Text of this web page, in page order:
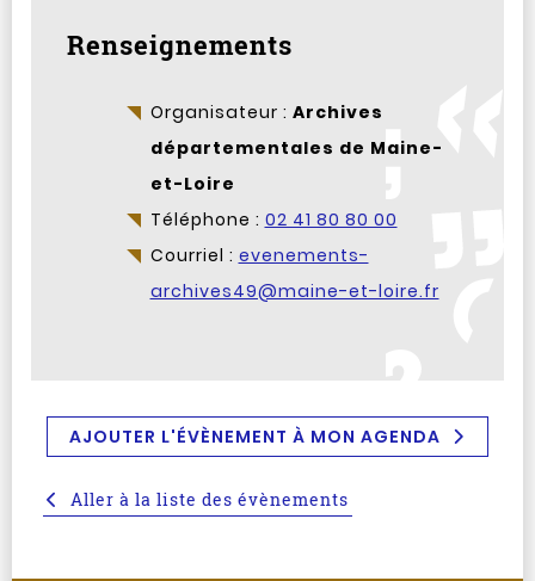
Renseignements
Organisateur : Archives
départementales de Maine-
et-Loire
Téléphone : 02 41 80 80 00
Courriel : evenements-
archives49@maine-et-loire.fr
AJOUTER L'ÉVÈNEMENT À MON AGENDA
Aller à la liste des évènements